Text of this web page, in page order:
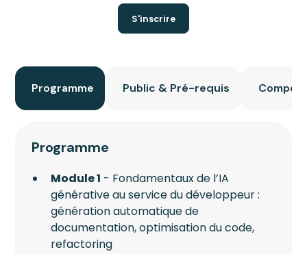
S'inscrire
Programme Public & Pré-requis
Programme
Module 1 - Fondamentaux de l’IA
générative au service du développeur :
génération automatique de
documentation, optimisation du code,
refactoring